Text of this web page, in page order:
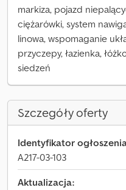
markiza, pojazd
ciężarówki, system
linowa, wspomaganie
przyczepy, łazienka,
siedzeń
Szczegóły oferty
Identyfikator
A217-03-103
Aktualizacja: